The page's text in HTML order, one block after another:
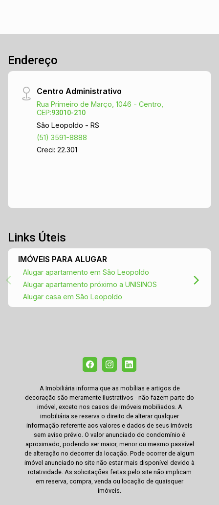
Endereço
Centro Administrativo
Rua Primeiro de Março, 1046 - Centro,
CEP:93010-210
São Leopoldo - RS
(51) 3591-8888
Creci: 22.301
Links Úteis
IMÓVEIS PARA ALUGAR
Alugar apartamento em São Leopoldo
Alugar apartamento próximo a UNISINOS
Alugar casa em São Leopoldo
A Imobiliária informa que as mobílias e artigos de
decoração são meramente ilustrativos - não fazem parte do
imóvel, exceto nos casos de imóveis mobiliados. A
imobiliária se reserva o direito de alterar qualquer
informação referente aos valores e dados de seus imóveis
sem aviso prévio. O valor anunciado do condomínio é
aproximado, podendo ser maior, menor ou mesmo passível
de alteração no decorrer da locação. Pode ocorrer de algum
imóvel anunciado no site não estar mais disponível devido à
rotatividade. As solicitações feitas pelo site não implicam
em reserva, compra, venda ou locação de quaisquer
imóveis.